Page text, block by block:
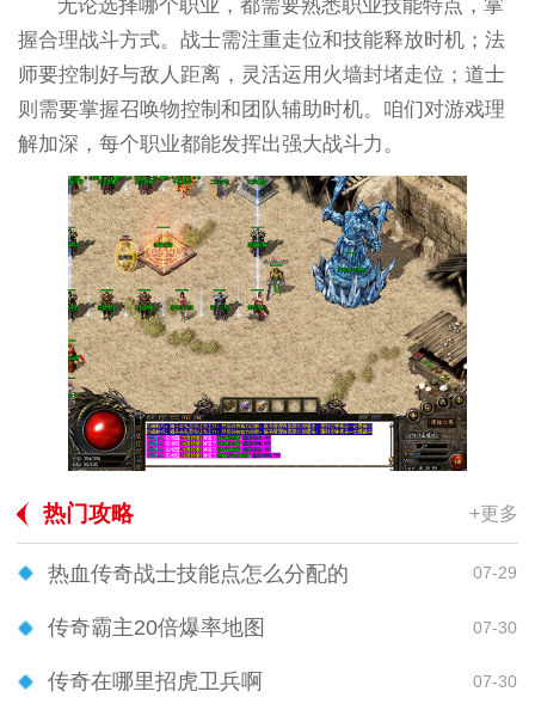
无论选择哪个职业，都需要熟悉职业技能特点，掌
握合理战斗方式。战士需注重走位和技能释放时机；法
师要控制好与敌人距离，灵活运用火墙封堵走位；道士
则需要掌握召唤物控制和团队辅助时机。咱们对游戏理
解加深，每个职业都能发挥出强大战斗力。
热门攻略 +更多
热血传奇战士技能点怎么分配的 07-29
传奇霸主20倍爆率地图 07-30
传奇在哪里招虎卫兵啊 07-30